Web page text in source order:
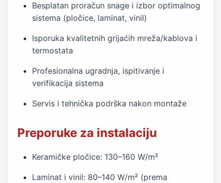
Besplatan proračun snage i izbor optimalnog
sistema (pločice, laminat, vinil)
Isporuka kvalitetnih grijaćih mreža/kablova i
termostata
Profesionalna ugradnja, ispitivanje i
verifikacija sistema
Servis i tehnička podrška nakon montaže
Preporuke za instalaciju
Keramičke pločice: 130–160 W/m²
Laminat i vinil: 80–140 W/m² (prema